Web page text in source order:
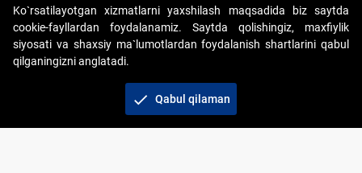
Copyright © 2017-2026. "Elektron onlayn-auksionlarni tashkil etish"
AJ. Barcha huquqlar himoyalangan
+998 71 202-21-11
Ko`rsatilayotgan xizmatlarni yaxshilash maqsadida biz saytda
cookie-fayllardan foydalanamiz. Saytda qolishingiz, maxfiylik
siyosati va shaxsiy ma`lumotlardan foydalanish shartlarini qabul
qilganingizni anglatadi.
check Qabul qilaman